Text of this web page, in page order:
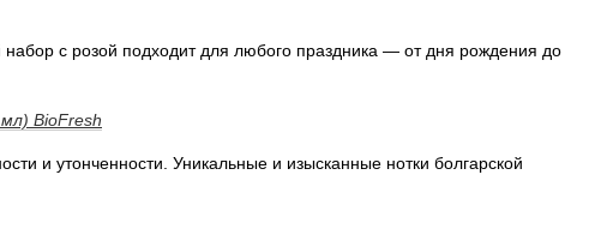
с розой подходит для любого праздника — от дня рождения до
BioFresh
и утонченности. Уникальные и изысканные нотки болгарской